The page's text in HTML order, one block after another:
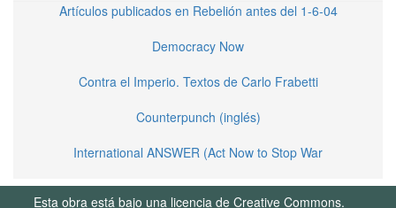
Artículos publicados en Rebelión antes del 1-6-04
Democracy Now
Contra el Imperio. Textos de Carlo Frabetti
Counterpunch (inglés)
International ANSWER (Act Now to Stop War
Esta obra está bajo una licencia de Creative Commons.